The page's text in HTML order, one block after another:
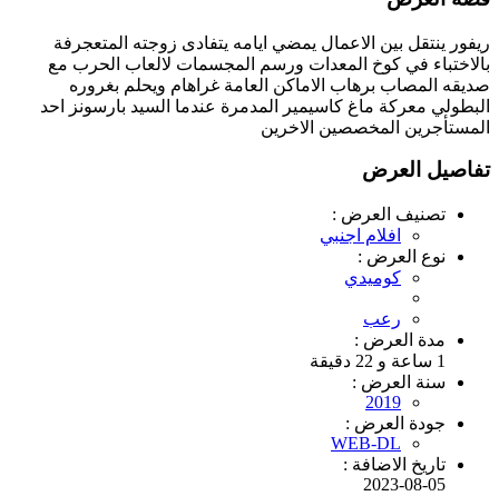
ريفور ينتقل بين الاعمال يمضي ايامه يتفادى زوجته المتعجرفة
بالاختباء في كوخ المعدات ورسم المجسمات لالعاب الحرب مع
صديقه المصاب برهاب الاماكن العامة غراهام ويحلم بغروره
البطولي معركة ماغ كاسيمير المدمرة عندما السيد بارسونز احد
المستأجرين المخصصين الاخرين
تفاصيل العرض
تصنيف العرض :
افلام اجنبي
نوع العرض :
كوميدي
رعب
مدة العرض :
1 ساعة و 22 دقيقة
سنة العرض :
2019
جودة العرض :
WEB-DL
تاريخ الاضافة :
2023-08-05